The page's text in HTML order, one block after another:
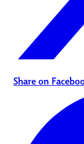
Share on